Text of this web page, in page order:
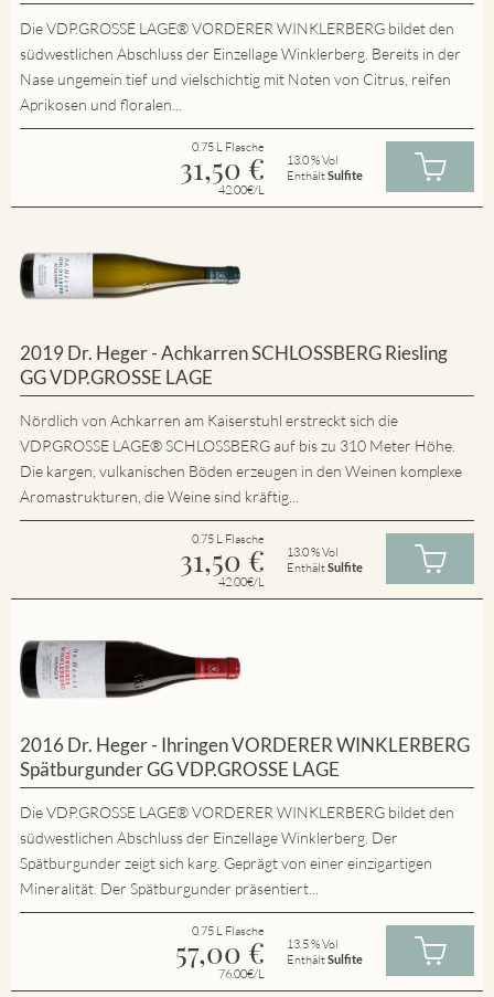
Die VDP.GROSSE LAGE® VORDERER WINKLERBERG bildet den
südwestlichen Abschluss der Einzellage Winklerberg. Bereits in der
Nase ungemein tief und vielschichtig mit Noten von Citrus, reifen
Aprikosen und floralen...
0.75 L Flasche
31,50 €
42.00€/L
13.0 % Vol
EnthältSulfite
2019 Dr. Heger - Achkarren SCHLOSSBERG Riesling
GG VDP.GROSSE LAGE
Nördlich von Achkarren am Kaiserstuhl erstreckt sich die
VDP.GROSSE LAGE® SCHLOSSBERG auf bis zu 310 Meter Höhe.
Die kargen, vulkanischen Böden erzeugen in den Weinen komplexe
Aromastrukturen, die Weine sind kräftig...
0.75 L Flasche
31,50 €
42.00€/L
13.0 % Vol
EnthältSulfite
2016 Dr. Heger - Ihringen VORDERER WINKLERBERG
Spätburgunder GG VDP.GROSSE LAGE
Die VDP.GROSSE LAGE® VORDERER WINKLERBERG bildet den
südwestlichen Abschluss der Einzellage Winklerberg. Der
Spätburgunder zeigt sich karg. Geprägt von einer einzigartigen
Mineralität. Der Spätburgunder präsentiert...
0.75 L Flasche
57,00 €
76.00€/L
13.5 % Vol
EnthältSulfite